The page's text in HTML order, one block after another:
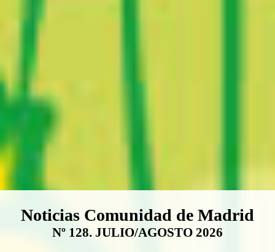
Boletín Noticias Comunidad de
Noticias Comunidad de Madrid
Nº 128. JULIO/AGOSTO 2026